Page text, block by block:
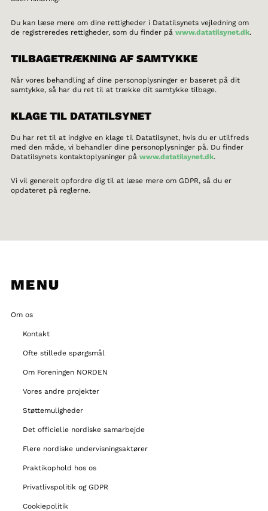
MENU
Om os
Kontakt
Ofte stillede spørgsmål
Om Foreningen NORDEN
Vores andre projekter
Støttemuligheder
Det officielle nordiske samarbejde
Flere nordiske undervisningsaktører
Praktikophold hos os
Privatlivspolitik og GDPR
Cookiepolitik
Du kan læse mere om dine rettigheder i Datatilsynets vejledning om
de registreredes rettigheder, som du finder på www.datatilsynet.dk.
TILBAGETRÆKNING AF SAMTYKKE
Når vores behandling af dine personoplysninger er baseret på dit
samtykke, så har du ret til at trække dit samtykke tilbage.
KLAGE TIL DATATILSYNET
Du har ret til at indgive en klage til Datatilsynet, hvis du er utilfreds
med den måde, vi behandler dine personoplysninger på. Du finder
Datatilsynets kontaktoplysninger på www.datatilsynet.dk.
Vi vil generelt opfordre dig til at læse mere om GDPR, så du er
opdateret på reglerne.